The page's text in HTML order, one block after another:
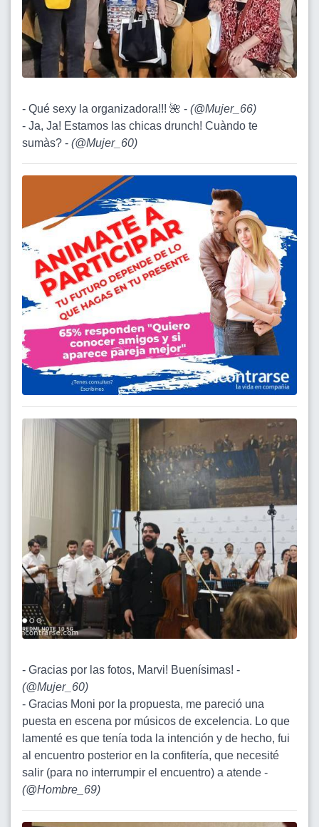
- Qué sexy la organizadora!!! 🌺 - (@Mujer_66)
- Ja, Ja! Estamos las chicas drunch! Cuàndo te
sumàs? - (@Mujer_60)
- Gracias por las fotos, Marvi! Buenísimas! -
(@Mujer_60)
- Gracias Moni por la propuesta, me pareció una
puesta en escena por músicos de excelencia. Lo que
lamenté es que tenía toda la intención y de hecho, fui
al encuentro posterior en la confitería, que necesité
salir (para no interrumpir el encuentro) a atende -
(@Hombre_69)